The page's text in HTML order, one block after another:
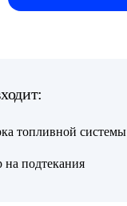
топливной системы
на подтекания